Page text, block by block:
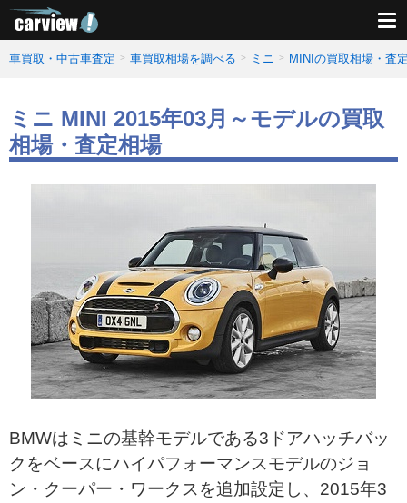
車買取・中古車査定 車買取相場を調べる ミニ MINIの買取相場・査
ミニ MINI 2015年03月～モデルの買取
相場・査定相場
BMWはミニの基幹モデルである3ドアハッチバッ
クをベースにハイパフォーマンスモデルのジョ
ン・クーパー・ワークスを追加設定し、2015年3